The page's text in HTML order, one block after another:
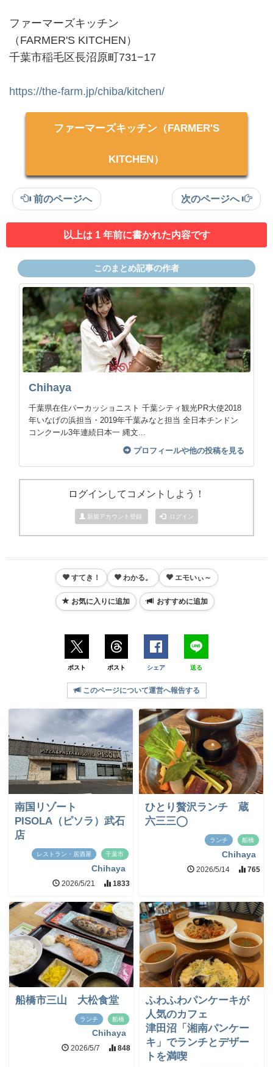
ファーマーズキッチン
（FARMER'S KITCHEN）
千葉市稲毛区長沼原町731−17
https://the-farm.jp/chiba/kitchen/
ファーマーズキッチン（FARMER'S
KITCHEN）
前のページへ 次のページへ
以上は 1 年前に書かれた内容です
このまとめ記事の作者
Chihaya
千葉県在住パーカッショニスト 千葉シティ観光PR大使2018
年いなげの浜担当・2019年千葉みなと担当 全日本チンドン
コンクール3年連続日本一 縄文...
プロフィールや他の投稿を見る
ログインしてコメントしよう！
新規アカウント登録 ログイン
すてき！ わかる。 エモいぃ～
お気に入りに追加 おすすめに追加
ポスト ポスト シェア 送る
このページについて運営へ報告する
南国リゾート
PISOLA（ピソラ）武石
店
レストラン・居酒屋 千葉市
Chihaya
2026/5/21 1833
ひとり贅沢ランチ 蔵
六三三◯
ランチ 船橋
Chihaya
2026/5/14 765
船橋市三山 大松食堂
ランチ 船橋
Chihaya
2026/5/7 848
ふわふわパンケーキが
人気のカフェ
津田沼「湘南パンケー
キ」でランチとデザー
トを満喫